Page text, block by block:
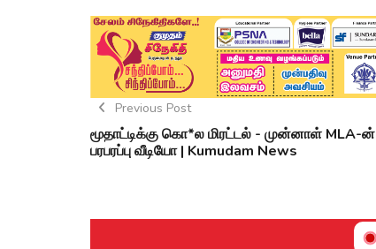
Previous Post
மூதாட்டிக்கு கொ*ல மிரட்டல் - முன்னாள் MLA-ன்
பரபரப்பு வீடியோ | Kumudam News